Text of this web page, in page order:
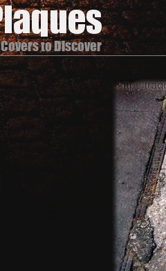
Covers to Discover